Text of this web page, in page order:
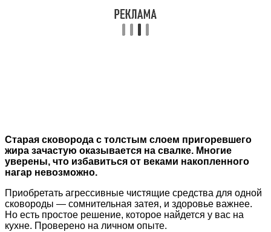
Старая сковорода с толстым слоем пригоревшего
жира зачастую оказывается на свалке. Многие
уверены, что избавиться от веками накопленного
нагар невозможно.
Приобретать агрессивные чистящие средства для одной
сковороды — сомнительная затея, и здоровье важнее.
Но есть простое решение, которое найдется у вас на
кухне. Проверено на личном опыте.